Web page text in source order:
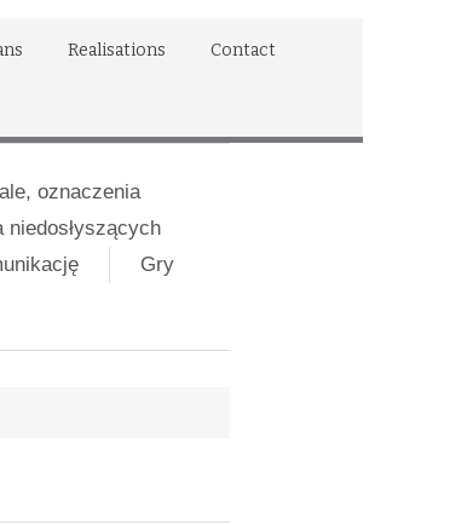
Realisations Contact
oznaczenia
niedosłyszących
Gry